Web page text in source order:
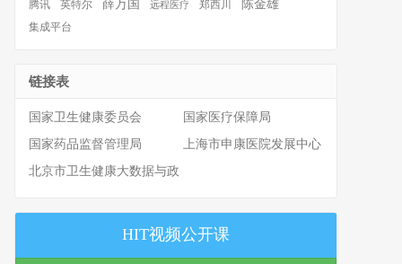
腾讯
英特尔 薛万国 远程医疗 郑西川 陈金雄
集成平台
链接表
国家卫生健康委员会
国家医疗保障局
国家药品监督管理局
上海市申康医院发展中心
北京市卫生健康大数据与政
HIT视频公开课